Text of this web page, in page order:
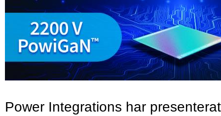
Power Integrations har presenterat